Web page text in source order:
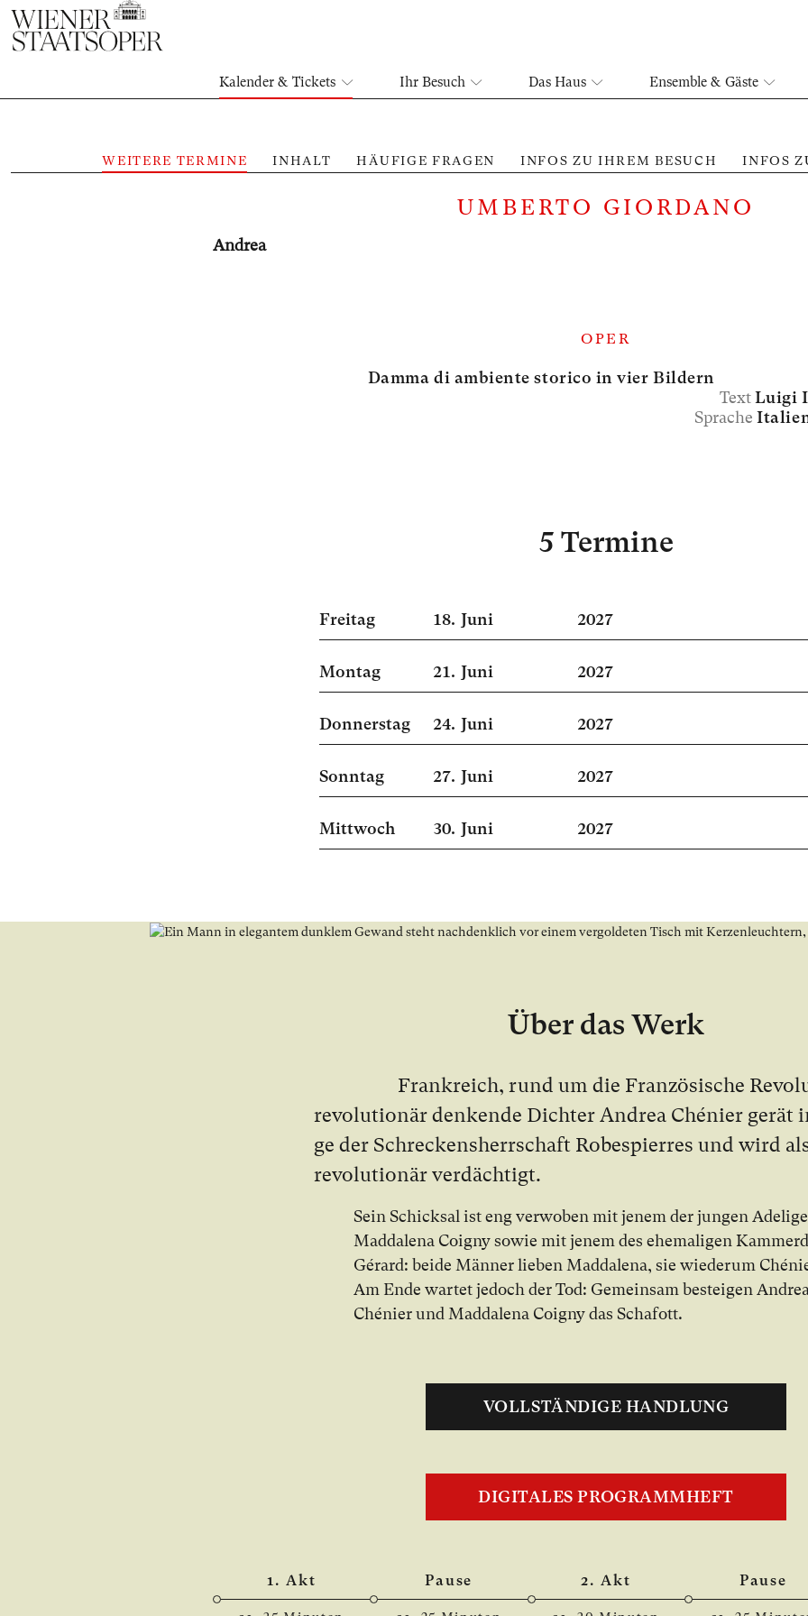
Kalender & Tickets Ihr Besuch Das Haus Ensemble & Gäste
WEITERE TERMINE INHALT HÄUFIGE FRAGEN INFOS ZU IHREM BESUCH INFOS
UMBERTO GIORDANO
Andrea
OPER
Damma di ambiente storico in vier Bildern
TextLuigi
Sprache
5 Termine
Freitag 18. Juni 2027
Montag 21. Juni 2027
Donnerstag 24. Juni 2027
Sonntag 27. Juni 2027
Mittwoch 30. Juni 2027
Über das Werk
Frank­reich, rund um die Fran­zö­si­sche
re­vo­lu­tio­när den­ken­de Dich­ter Andrea Chénier ge­rät
ge der Schre­ckens­herr­schaft Robespierres und wird
re­vo­lu­tio­när ver­däch­tigt.
Sein Schick­sal ist eng ver­wo­ben mit je­nem der jun­gen
Madda­lena Coigny so­wie mit je­nem des ehe­ma­li­gen
Gérard: bei­de Män­ner lie­ben Madda­lena, sie wie­der­um
Am En­de war­tet je­doch der Tod: Ge­mein­sam be­stei­gen Andrea
Chénier und Madda­lena Coigny das Scha­fott.
VOLLSTÄNDIGE HANDLUNG
DIGITALES PROGRAMMHEFT
1. Akt Pause 2. Akt Pause